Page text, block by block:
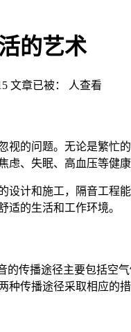
的艺术
文章已被： 人查看
视的问题。无论是繁忙
虑、失眠、高血压等健
设计和施工，隔音工
适的生活和工作环境。
的传播途径主要包括
种传播途径采取相应的措